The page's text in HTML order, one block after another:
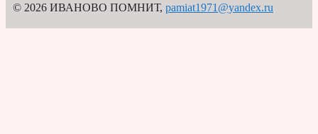
© 2026 ИВАНОВО ПОМНИТ, pamiat1971@yandex.ru